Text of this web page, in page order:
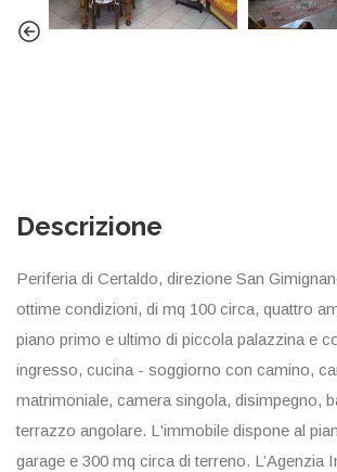
Descrizione
Periferia di Certaldo, direzione San
ottime condizioni, di mq 100 circa, quattro
piano primo e ultimo di piccola palazzina e
ingresso, cucina - soggiorno con camino,
matrimoniale, camera singola, disimpegno,
terrazzo angolare. L'immobile dispone al
garage e 300 mq circa di terreno. L’Agenzia